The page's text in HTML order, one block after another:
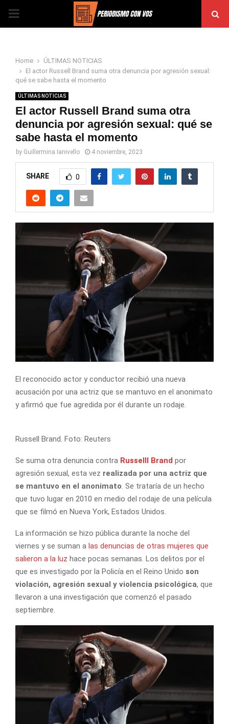
PRIMARY
Home
ÚLTIMAS NOTICIAS
El actor Russell Brand suma otra denuncia por agresión sexual:
qué se sabe hasta el momento
ÚLTIMAS NOTICIAS
El actor Russell Brand suma otra
denuncia por agresión sexual: qué se
sabe hasta el momento
by Guillermina Ianivello 4 noviembre, 2023
SHARE 0
El reconocido actor y conductor recibió una nueva
acusación por una actriz que se mantuvo en el anonimato
y afirmó que fue agredida por él durante un rodaje.
Russell Brand. Foto: Reuters
Se suma otra denuncia contra Russelll Brand por
agresión sexual, esta vez realizada por una actriz que
se mantuvo en el anonimato. Se trataría de un hecho
que tuvo lugar en 2010 en medio del rodaje de una película
que se filmó en Nueva York, Estados Unidos.
La información se hizo pública durante la noche del
viernes y se suman a las denuncias de otras mujeres que
salieron a la luz hace pocas semanas. Los delitos por el
que es investigado por la Policía en el Reino Unido son
violación, agresión sexual y violencia psicológica, que
llevaron a una investigación que comenzó el pasado
septiembre.